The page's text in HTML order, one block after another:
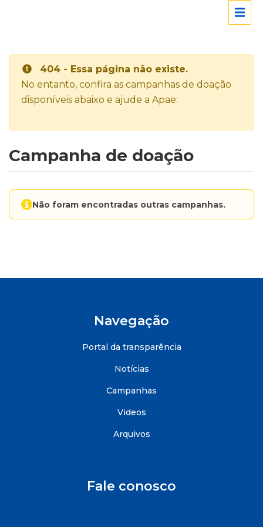
404 - Essa página não existe.
No entanto, confira as campanhas de doação
disponíveis abaixo e ajude a Apae:
Campanha de doação
Não foram encontradas outras campanhas.
Navegação
Portal da transparência
Notícias
Campanhas
Videos
Arquivos
Fale conosco